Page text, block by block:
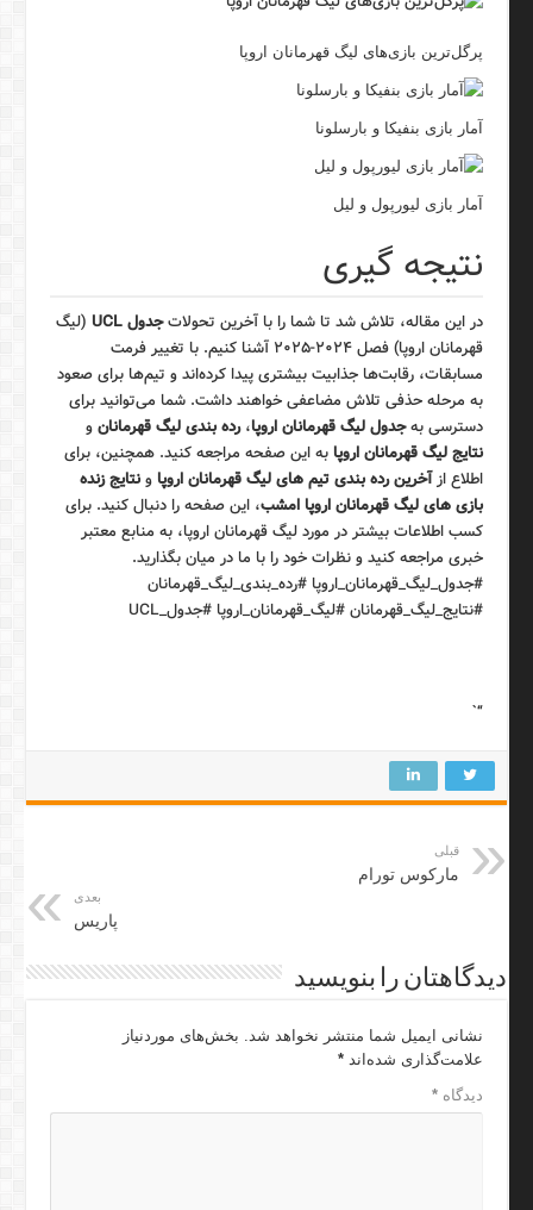
پرگل‌ترین بازی‌های لیگ قهرمانان اروپا
آمار بازی بنفیکا و بارسلونا
آمار بازی لیورپول و لیل
نتیجه گیری
در این مقاله، تلاش شد تا شما را با آخرین تحولاتجدول UCL
(لیگ
قهرمانان اروپا) فصل ۲۰۲۴-۲۰۲۵ آشنا کنیم. با تغییر فرمت
مسابقات، رقابت‌ها جذابیت بیشتری پیدا کرده‌اند و تیم‌ها برای صعود
به مرحله حذفی تلاش مضاعفی خواهند داشت. شما می‌توانید برای
دسترسی بهجدول لیگ قهرمانان اروپا،رده بندی لیگ قهرمانانو
نتایج لیگ قهرمانان اروپا به این صفحه مراجعه کنید. همچنین، برای
اطلاع ازآخرین رده بندی تیم های لیگ قهرمانان اروپا ونتایج زنده
بازی های لیگ قهرمانان اروپا امشب، این صفحه را دنبال کنید. برای
کسب اطلاعات بیشتر در مورد لیگ قهرمانان اروپا، به منابع معتبر
خبری مراجعه کنید و نظرات خود را با ما در میان بگذارید.
#جدول_لیگ_قهرمانان_اروپا #رده_بندی_لیگ_قهرمانان
#نتایج_لیگ_قهرمانان #لیگ_قهرمانان_اروپا #جدول_UCL
“`
قبلی
مارکوس تورام
بعدی
پاریس
دیدگاهتان را بنویسید
نشانی ایمیل شما منتشر نخواهد شد.
بخش‌های موردنیاز
علامت‌گذاری شده‌اند*
دیدگاه*